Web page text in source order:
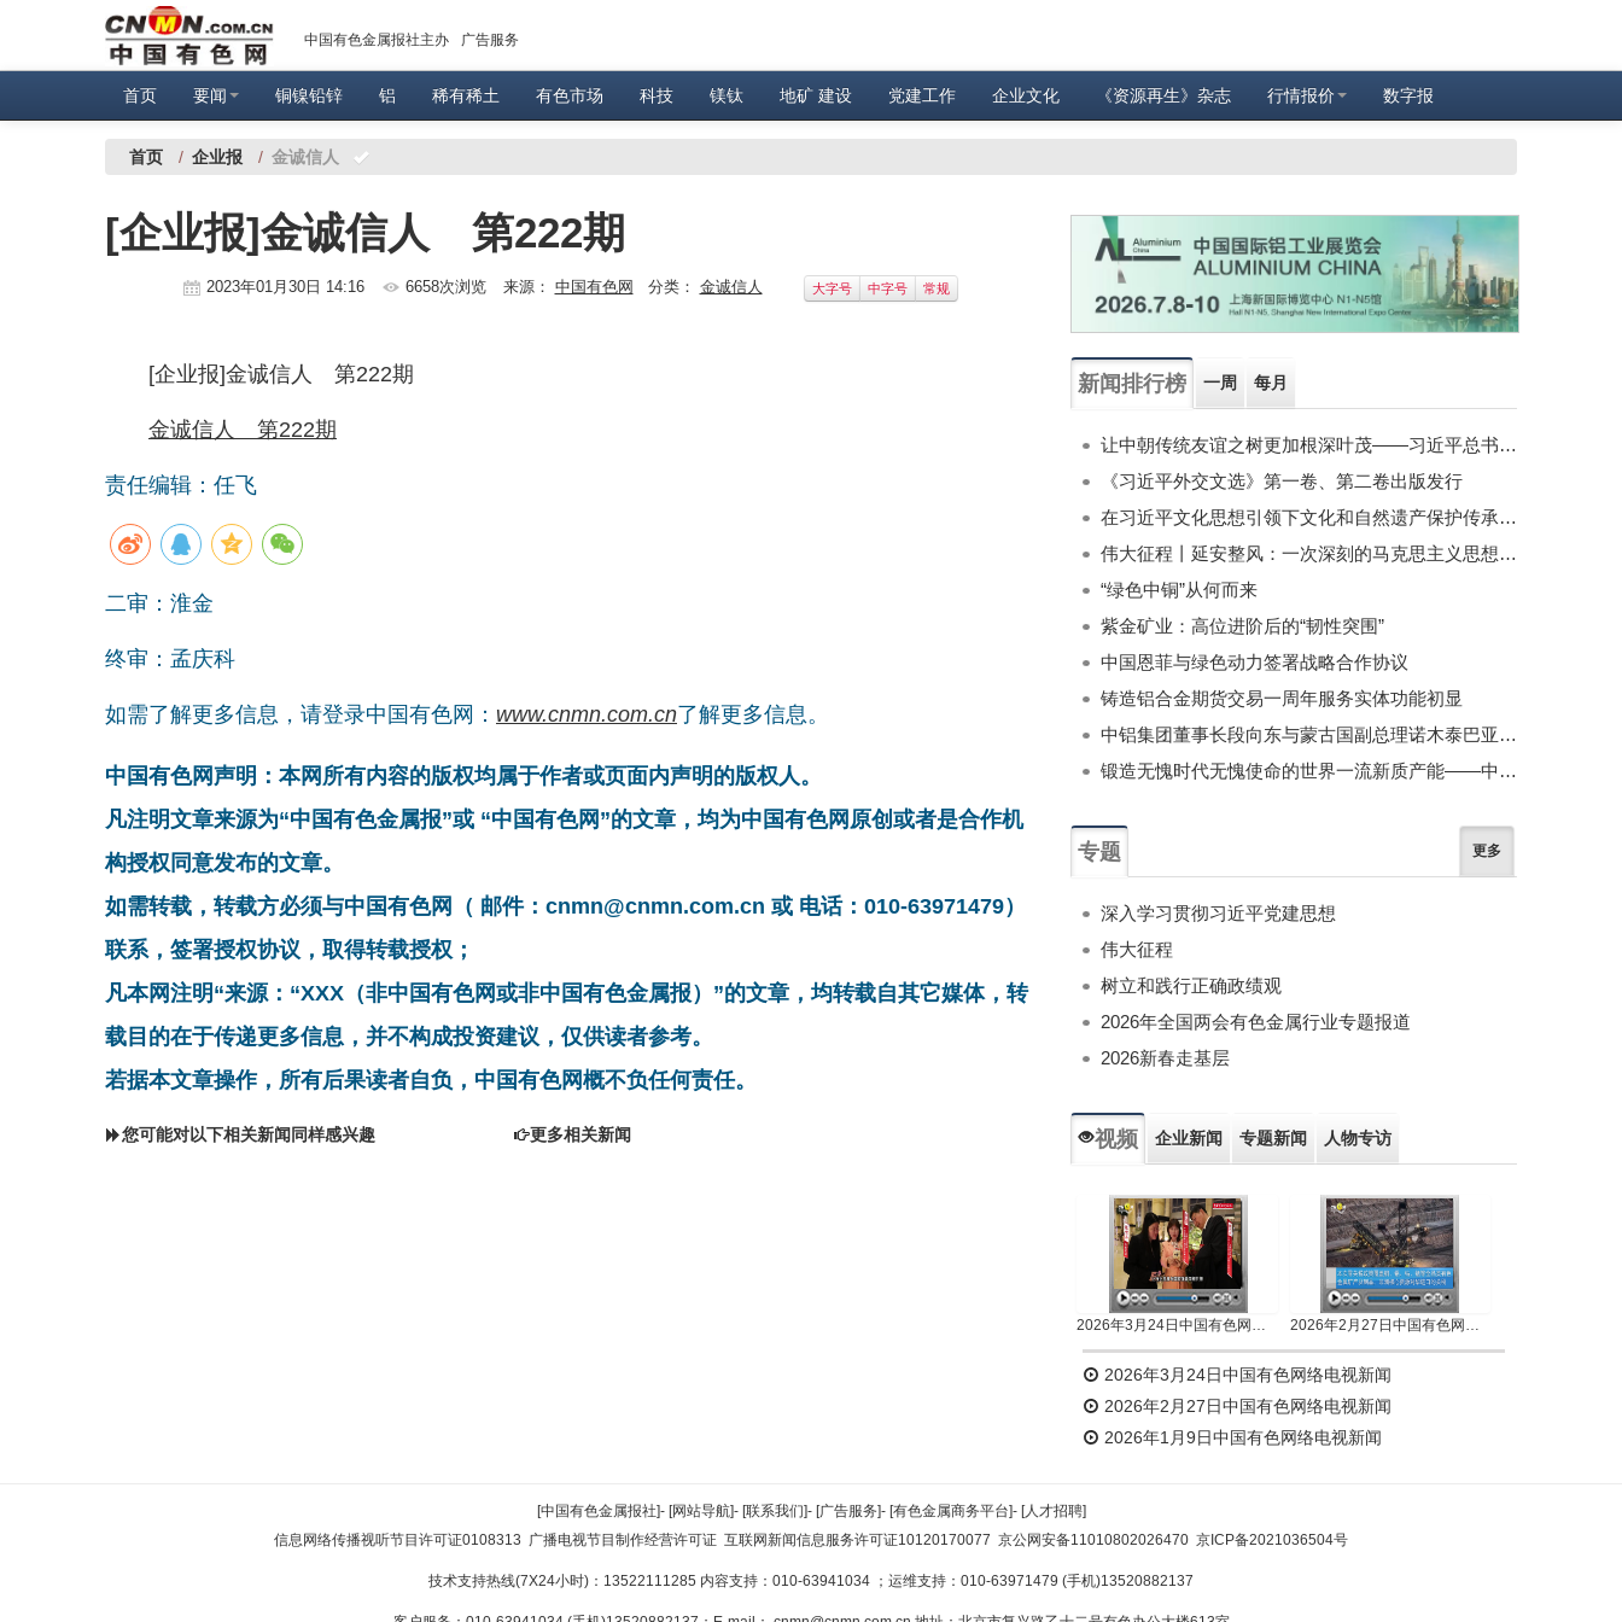
中国有色金属报社主办 广告服务
首页 要闻 铜镍铅锌 铝 稀有稀土 有色市场 科技 镁钛 地矿 建设 党建工作 企业文化 《资源再生》杂志 行情报价 数字报
首页 / 企业报 / 金诚信人
[企业报]金诚信人 第222期
2023年01月30日 14:16 6658次浏览 来源： 中国有色网 分类： 金诚信人 大字号 中字号 常规
[企业报]金诚信人 第222期
金诚信人 第222期
责任编辑：任飞
二审：淮金
终审：孟庆科
如需了解更多信息，请登录中国有色网： www.cnmn.com.cn了解更多信息。
中国有色网声明：本网所有内容的版权均属于作者或页面内声明的版权人。
凡注明文章来源为“中国有色金属报”或 “中国有色网”的文章，均为中国有色网原创或者是合作机
构授权同意发布的文章。
如需转载，转载方必须与中国有色网（ 邮件：cnmn@cnmn.com.cn 或 电话：010-63971479）
联系，签署授权协议，取得转载授权；
凡本网注明“来源：“XXX（非中国有色网或非中国有色金属报）”的文章，均转载自其它媒体，转
载目的在于传递更多信息，并不构成投资建议，仅供读者参考。
若据本文章操作，所有后果读者自负，中国有色网概不负任何责任。
您可能对以下相关新闻同样感兴趣 更多相关新闻
新闻排行榜 一周 每月
让中朝传统友谊之树更加根深叶茂——习近平总书记对朝鲜进行国事访问纪实
《习近平外交文选》第一卷、第二卷出版发行
在习近平文化思想引领下文化和自然遗产保护传承利用工作开创新局面
伟大征程丨延安整风：一次深刻的马克思主义思想教育运动
“绿色中铜”从何而来
紫金矿业：高位进阶后的“韧性突围”
中国恩菲与绿色动力签署战略合作协议
铸造铝合金期货交易一周年服务实体功能初显
中铝集团董事长段向东与蒙古国副总理诺木泰巴亚尔举行会谈
锻造无愧时代无愧使命的世界一流新质产能——中国有色金属工业的战略应对与破局之道（二）
专题 更多
深入学习贯彻习近平党建思想
伟大征程
树立和践行正确政绩观
2026年全国两会有色金属行业专题报道
2026新春走基层
视频 企业新闻 专题新闻 人物专访
2026年3月24日中国有色网络电视新闻 2026年2月27日中国有色网络电视新闻
2026年3月24日中国有色网络电视新闻
2026年2月27日中国有色网络电视新闻
2026年1月9日中国有色网络电视新闻
[中国有色金属报社]- [网站导航]- [联系我们]- [广告服务]- [有色金属商务平台]- [人才招聘]
信息网络传播视听节目许可证0108313 广播电视节目制作经营许可证 互联网新闻信息服务许可证10120170077 京公网安备11010802026470 京ICP备2021036504号
技术支持热线(7X24小时)：13522111285 内容支持：010-63941034 ；运维支持：010-63971479 (手机)13520882137